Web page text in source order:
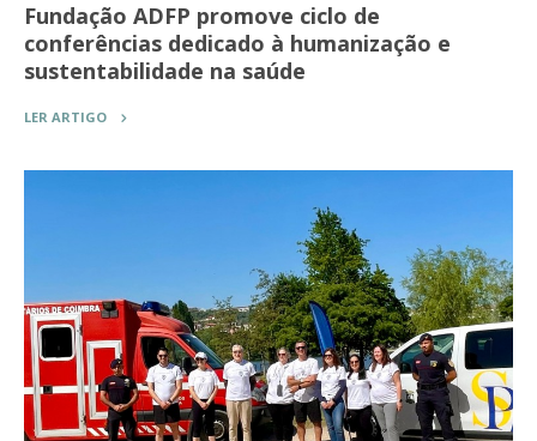
Fundação ADFP promove ciclo de
conferências dedicado à humanização e
sustentabilidade na saúde
LER ARTIGO